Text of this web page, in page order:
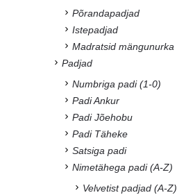
Põrandapadjad
Istepadjad
Madratsid mängunurka
Padjad
Numbriga padi (1-0)
Padi Ankur
Padi Jõehobu
Padi Täheke
Satsiga padi
Nimetähega padi (A-Z)
Velvetist padjad (A-Z)